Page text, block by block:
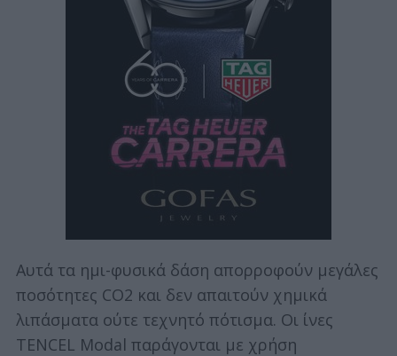
Αυτά τα ημι-φυσικά δάση απορροφούν μεγάλες
ποσότητες CO2 και δεν απαιτούν χημικά
λιπάσματα ούτε τεχνητό πότισμα. Οι ίνες
TENCEL Modal παράγονται με χρήση